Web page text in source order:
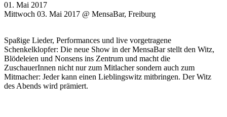
01. Mai 2017
Mittwoch 03. Mai 2017 @ MensaBar, Freiburg
Spaßige Lieder, Performances und live vorgetragene
Schenkelklopfer: Die neue Show in der MensaBar stellt den Witz,
Blödeleien und Nonsens ins Zentrum und macht die
ZuschauerInnen nicht nur zum Mitlacher sondern auch zum
Mitmacher: Jeder kann einen Lieblingswitz mitbringen. Der Witz
des Abends wird prämiert.